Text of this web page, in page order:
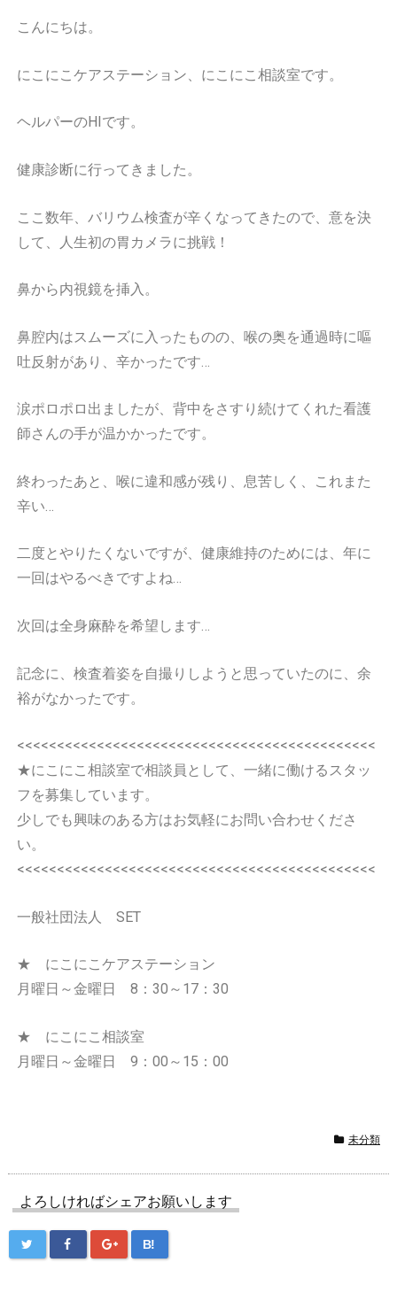
こんにちは。
にこにこケアステーション、にこにこ相談室です。
ヘルパーのHIです。
健康診断に行ってきました。
ここ数年、バリウム検査が辛くなってきたので、意を決
して、人生初の胃カメラに挑戦！
鼻から内視鏡を挿入。
鼻腔内はスムーズに入ったものの、喉の奥を通過時に嘔
吐反射があり、辛かったです…
涙ポロポロ出ましたが、背中をさすり続けてくれた看護
師さんの手が温かかったです。
終わったあと、喉に違和感が残り、息苦しく、これまた
辛い…
二度とやりたくないですが、健康維持のためには、年に
一回はやるべきですよね…
次回は全身麻酔を希望します…
記念に、検査着姿を自撮りしようと思っていたのに、余
裕がなかったです。
<<<<<<<<<<<<<<<<<<<<<<<<<<<<<<<<<<<<<<<<<<<<<
★にこにこ相談室で相談員として、一緒に働けるスタッ
フを募集しています。
少しでも興味のある方はお気軽にお問い合わせくださ
い。
<<<<<<<<<<<<<<<<<<<<<<<<<<<<<<<<<<<<<<<<<<<<<
一般社団法人 SET
★ にこにこケアステーション
月曜日～金曜日 8：30～17：30
★ にこにこ相談室
月曜日～金曜日 9：00～15：00
未分類
よろしければシェアお願いします
B!